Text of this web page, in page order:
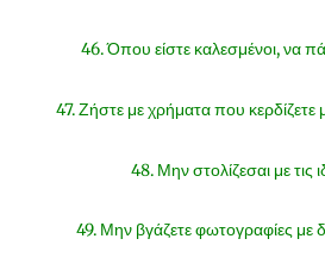
46. Όπου είστε καλεσμένοι, να
47. Ζήστε με χρήματα που κερδίζετε
48. Μην στολίζεσαι με τις
49. Μην βγάζετε φωτογραφίες